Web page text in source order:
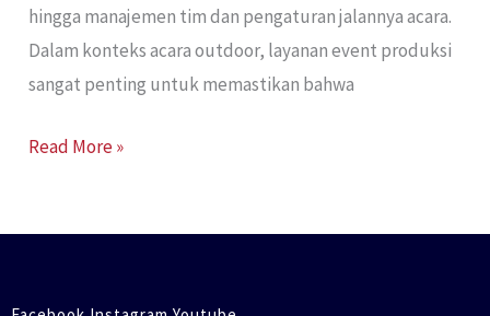
hingga manajemen tim dan pengaturan jalannya acara.
Dalam konteks acara outdoor, layanan event produksi
sangat penting untuk memastikan bahwa
Read More »